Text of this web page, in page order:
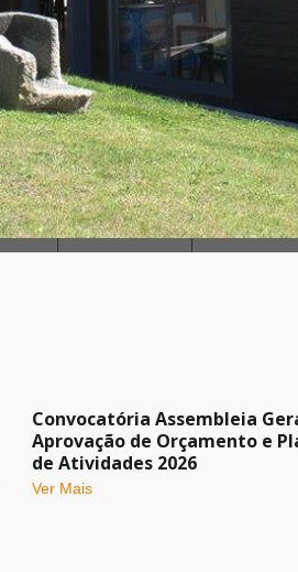
Convocatória Assembleia
Aprovação de Orçamento e
de Atividades 2026
Ver Mais